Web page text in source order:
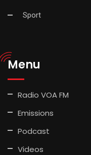
Sport
Menu
Radio VOA FM
Emissions
Podcast
Videos